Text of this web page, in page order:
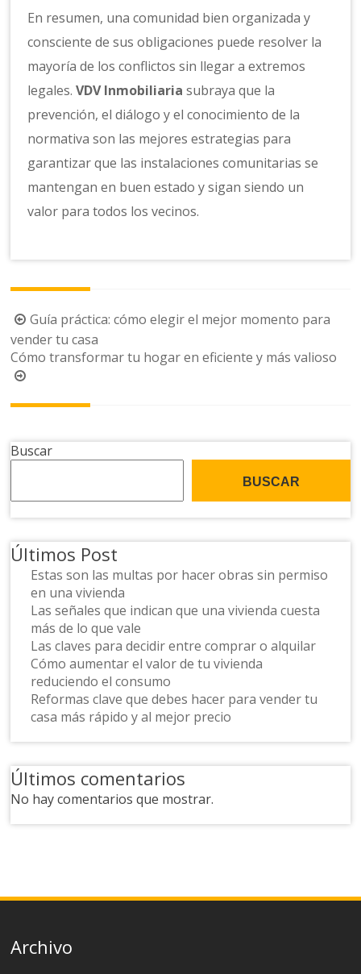
En resumen, una comunidad bien organizada y
consciente de sus obligaciones puede resolver la
mayoría de los conflictos sin llegar a extremos
legales.VDV Inmobiliaria subraya que la
prevención, el diálogo y el conocimiento de la
normativa son las mejores estrategias para
garantizar que las instalaciones comunitarias se
mantengan en buen estado y sigan siendo un
valor para todos los vecinos.
Navegación
de
la
entrada
Guía práctica: cómo elegir el mejor momento para
vender tu casa
Cómo transformar tu hogar en eficiente y más valioso
Buscar
BUSCAR
Últimos Post
Estas son las multas por hacer obras sin permiso
en una vivienda
Las señales que indican que una vivienda cuesta
más de lo que vale
Las claves para decidir entre comprar o alquilar
Cómo aumentar el valor de tu vivienda
reduciendo el consumo
Reformas clave que debes hacer para vender tu
casa más rápido y al mejor precio
Últimos comentarios
No hay comentarios que mostrar.
Archivo